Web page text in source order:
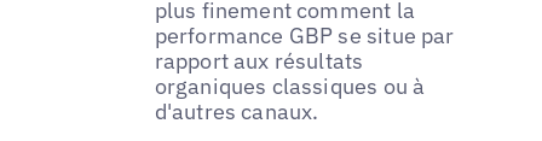
plus finement comment la
performance GBP se situe par
rapport aux résultats
organiques classiques ou à
d'autres canaux.